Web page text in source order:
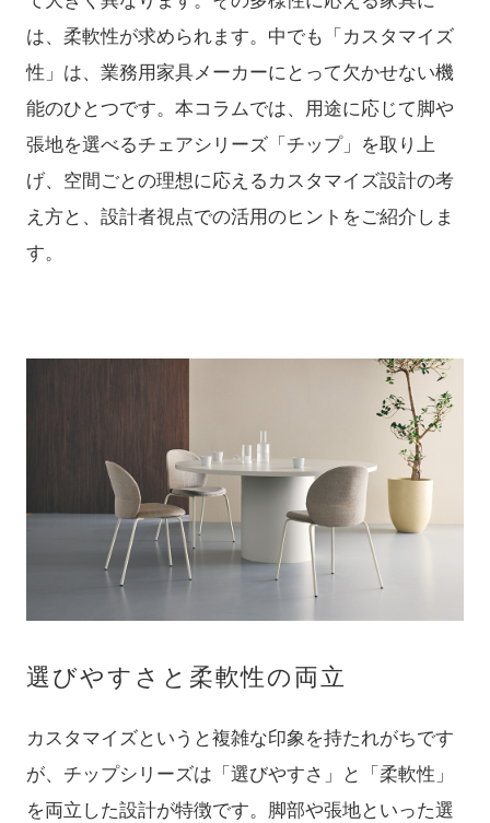
は、柔軟性が求められます。中でも「カスタマイズ
性」は、業務用家具メーカーにとって欠かせない機
能のひとつです。本コラムでは、用途に応じて脚や
張地を選べるチェアシリーズ「チップ」を取り上
げ、空間ごとの理想に応えるカスタマイズ設計の考
え方と、設計者視点での活用のヒントをご紹介しま
す。
選びやすさと柔軟性の両立
カスタマイズというと複雑な印象を持たれがちです
が、チップシリーズは「選びやすさ」と「柔軟性」
を両立した設計が特徴です。脚部や張地といった選